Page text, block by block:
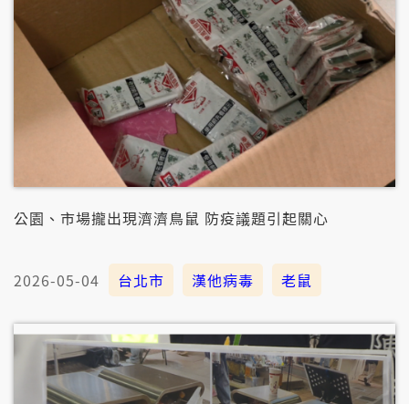
公園、市場攏出現濟濟鳥鼠 防疫議題引起關心
2026-05-04 台北市 漢他病毒 老鼠